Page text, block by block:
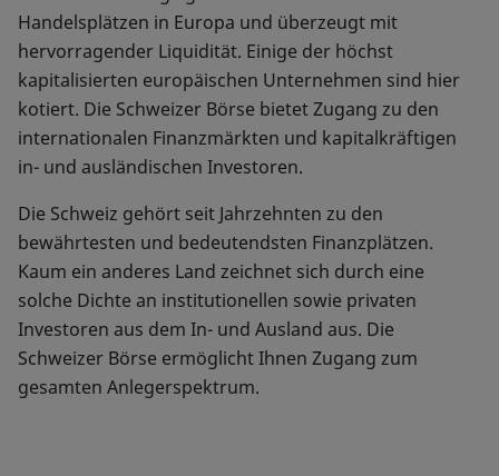
Handelsplätzen in Europa und überzeugt mit
hervorragender Liquidität. Einige der höchst
kapitalisierten europäischen Unternehmen sind hier
kotiert. Die Schweizer Börse bietet Zugang zu den
internationalen Finanzmärkten und kapitalkräftigen
in- und ausländischen Investoren.
Die Schweiz gehört seit Jahrzehnten zu den
bewährtesten und bedeutendsten Finanzplätzen.
Kaum ein anderes Land zeichnet sich durch eine
solche Dichte an institutionellen sowie privaten
Investoren aus dem In- und Ausland aus. Die
Schweizer Börse ermöglicht Ihnen Zugang zum
gesamten Anlegerspektrum.